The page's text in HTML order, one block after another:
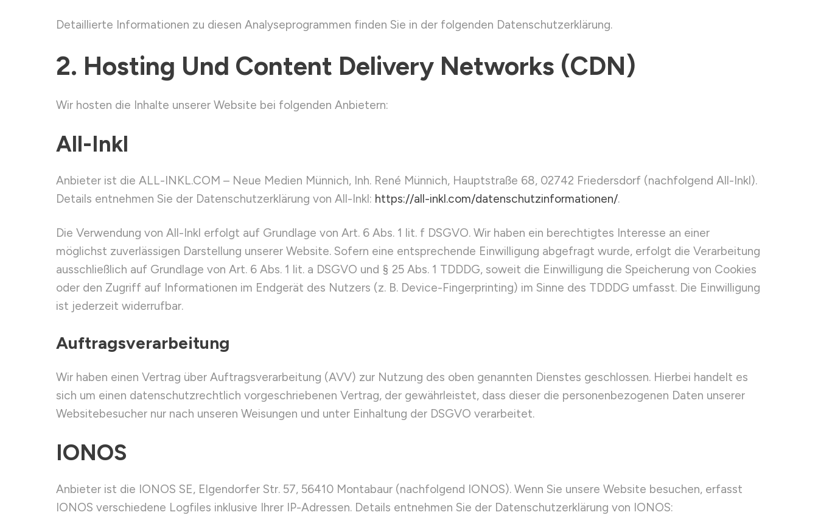
Detaillierte Informationen zu diesen Analyseprogrammen finden Sie in der folgenden Datenschutzerklärung.
2. Hosting Und Content Delivery Networks (CDN)
Wir hosten die Inhalte unserer Website bei folgenden Anbietern:
All-Inkl
Anbieter ist die ALL-INKL.COM – Neue Medien Münnich, Inh. René Münnich, Hauptstraße 68, 02742 Friedersdorf (nachfolgend All-Inkl).
Details entnehmen Sie der Datenschutzerklärung von All-Inkl: https://all-inkl.com/datenschutzinformationen/.
Die Verwendung von All-Inkl erfolgt auf Grundlage von Art. 6 Abs. 1 lit. f DSGVO. Wir haben ein berechtigtes Interesse an einer
möglichst zuverlässigen Darstellung unserer Website. Sofern eine entsprechende Einwilligung abgefragt wurde, erfolgt die Verarbeitung
ausschließlich auf Grundlage von Art. 6 Abs. 1 lit. a DSGVO und § 25 Abs. 1 TDDDG, soweit die Einwilligung die Speicherung von Cookies
oder den Zugriff auf Informationen im Endgerät des Nutzers (z. B. Device-Fingerprinting) im Sinne des TDDDG umfasst. Die Einwilligung
ist jederzeit widerrufbar.
Auftragsverarbeitung
Wir haben einen Vertrag über Auftragsverarbeitung (AVV) zur Nutzung des oben genannten Dienstes geschlossen. Hierbei handelt es
sich um einen datenschutzrechtlich vorgeschriebenen Vertrag, der gewährleistet, dass dieser die personenbezogenen Daten unserer
Websitebesucher nur nach unseren Weisungen und unter Einhaltung der DSGVO verarbeitet.
IONOS
Anbieter ist die IONOS SE, Elgendorfer Str. 57, 56410 Montabaur (nachfolgend IONOS). Wenn Sie unsere Website besuchen, erfasst
IONOS verschiedene Logfiles inklusive Ihrer IP-Adressen. Details entnehmen Sie der Datenschutzerklärung von IONOS: